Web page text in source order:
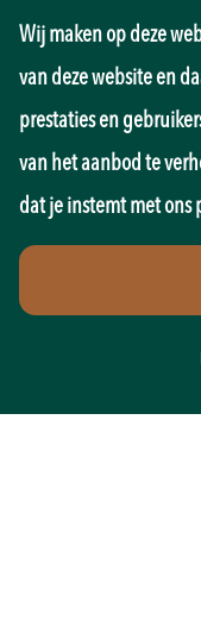
Management
Marketing
Overheid
Pedagogiek
Productie
Retail
Sales
Transport
Contact
Wij maken op deze
van deze website en
prestaties en
van het aanbod te
dat je instemt met ons